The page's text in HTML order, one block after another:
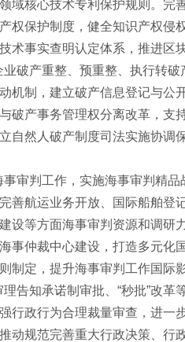
域核心技术专利保护规则。完
权保护制度，健全知识产权侵
术事实查明认定体系，推进区
产重整、预重整、执行转破
机制，建立破产信息登记与公
破产事务管理权分离改革，支
自然人破产制度司法实施协调
判工作，实施海事审判精品
善航运业务开放、国际船舶登
设等方面海事审判资源和调
事仲裁中心建设，打造多元
制定，提升海事审判工作国际
知承诺制审批、“秒批”改革
行政行为合理裁量审查，进一
动规范完善重大行政决策、行